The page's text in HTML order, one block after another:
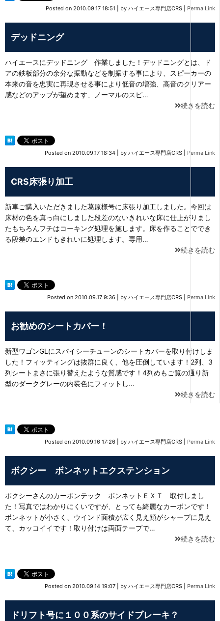
Posted on 2010.09.17 18:51 by ハイエース専門店CRS Perma Link
デッドニング
ハイエースにデッドニング 作業しました！デッドニングとは、ド
アの鉄板部分の余分な振動などを制振する事により、スピーカーの
本来の音を忠実に再現させる事により低音の増強、高音のクリアー
感などのアップが望めます、ノーマルのスピ…
続きを読む
Posted on 2010.09.17 18:34 by ハイエース専門店CRS Perma Link
CRS床張り加工
新車ご購入いただきました葛原様号に床張り加工しました。今回は
床材の色を真っ白にしました段差のないきれいな床に仕上がりまし
たもちろんフチはコーキング処理を施します。床を作ることででき
る段差のエンドもきれいに処理します。専用…
続きを読む
Posted on 2010.09.17 9:36 by ハイエース専門店CRS Perma Link
お勧めのシートカバー！
新型ワゴンGLにスパイシーチューンのシートカバーを取り付けしま
した！フィッティングは抜群に良く、他を圧倒しています！2列、3
列シートまさに張り替えたような質感です！4列めもご覧の通り新
型のダークグレーの内装色にフィットし…
続きを読む
Posted on 2010.09.16 17:26 by ハイエース専門店CRS Perma Link
ボクシー ボンネットエクステンション
ボクシーさんのカーボンテック ボンネットＥＸＴ 取付しまし
た！写真ではわかりにくいですが、とっても綺麗なカーボンです！
ボンネットが小さく、ウインド面積が広く見え顔がシャープに見え
て、カッコイイです！取り付けは両面テープで…
続きを読む
Posted on 2010.09.14 19:07 by ハイエース専門店CRS Perma Link
ドリフト号に１００系のサイドブレーキ？